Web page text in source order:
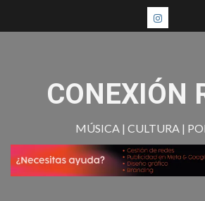
CONEXIÓN
MÚSICA | CULTURA |